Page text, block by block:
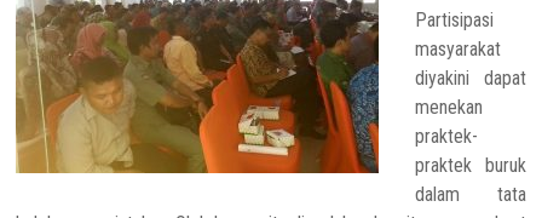
Partisipasi
masyarakat
diyakini dapat
menekan
praktek-
praktek buruk
dalam tata